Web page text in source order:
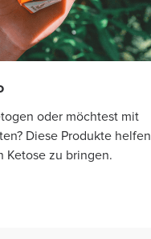
oder möchtest mit
Diese Produkte helfen
Ketose zu bringen.